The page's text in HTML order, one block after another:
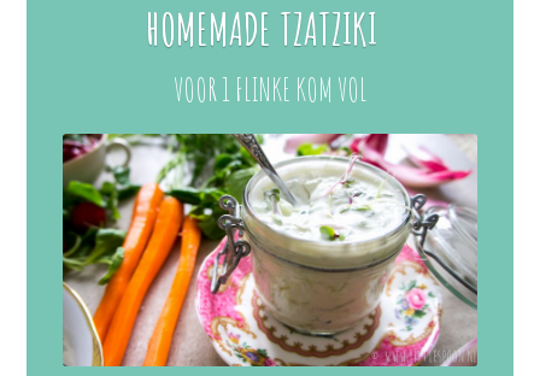
HOMEMADE TZATZIKI
VOOR 1 FLINKE KOM VOL